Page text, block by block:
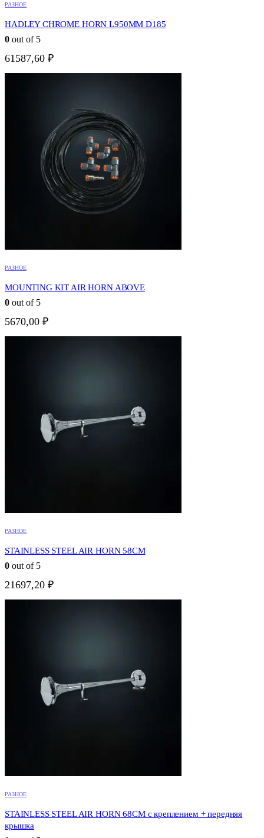
РАЗНОЕ
HADLEY CHROME HORN L950MM D185
0 out of 5
61587,60 ₽
РАЗНОЕ
MOUNTING KIT AIR HORN ABOVE
0 out of 5
5670,00 ₽
РАЗНОЕ
STAINLESS STEEL AIR HORN 58CM
0 out of 5
21697,20 ₽
РАЗНОЕ
STAINLESS STEEL AIR HORN 68CM с креплением + передняя
крышка